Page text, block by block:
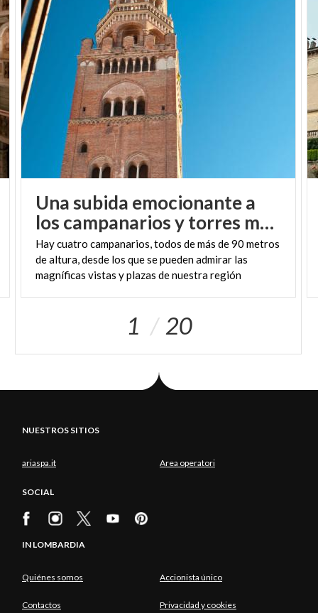
Una subida emocionante a
los campanarios y torres más altos de la Lombardía
Hay cuatro campanarios, todos de más de 90 metros
de altura, desde los que se pueden admirar las
magníficas vistas y plazas de nuestra región
1 20
NUESTROS SITIOS
ariaspa.it Area operatori
SOCIAL
IN LOMBARDIA
Quiénes somos Accionista único
Contactos Privacidad y cookies